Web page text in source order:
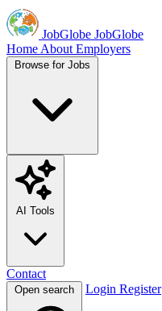
JobGlobe JobGlobe
Home About Employers
Browse for Jobs
AI Tools
Contact
Open search Login Register